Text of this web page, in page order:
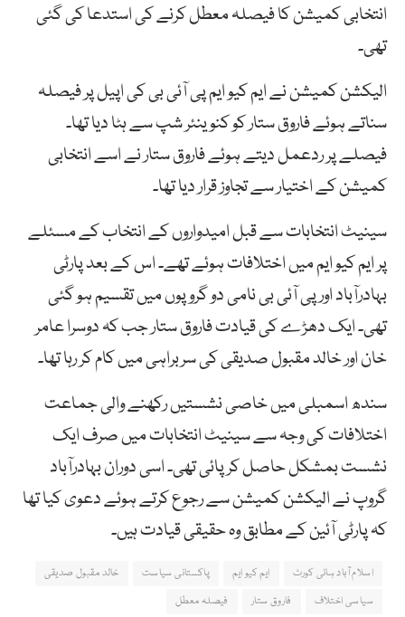
انتخابی کمیشن کا فیصلہ معطل کرنے کی استدعا کی گئی
تھی۔
الیکشن کمیشن نے ایم کیو ایم پی آئی بی کی اپیل پر فیصلہ
سناتے ہوئے فاروق ستار کو کنوینئر شپ سے ہٹا دیا تھا۔
فیصلے پر ردعمل دیتے ہوئے فاروق ستار نے اسے انتخابی
کمیشن کے اختیار سے تجاوز قرار دیا تھا۔
سینیٹ انتخابات سے قبل امیدواروں کے انتخاب کے مسئلے
پر ایم کیو ایم میں اختلافات ہوئے تھے۔ اس کے بعد پارٹی
بہادرآباد اور پی آئی بی نامی دو گروپوں میں تقسیم ہو گئی
تھی۔ ایک دھڑے کی قیادت فاروق ستار جب کہ دوسرا عامر
خان اور خالد مقبول صدیقی کی سربراہی میں کام کر رہا تھا۔
سندھ اسمبلی میں خاصی نشستیں رکھنے والی جماعت
اختلافات کی وجہ سے سینیٹ انتخابات میں صرف ایک
نشست بمشکل حاصل کر پائی تھی۔ اسی دوران بہادرآباد
گروپ نے الیکشن کمیشن سے رجوع کرتے ہوئے دعوی کیا تھا
کہ پارٹی آئین کے مطابق وہ حقیقی قیادت ہیں۔
اسلام آباد ہائی کورٹ ایم کیو ایم پاکستانی سیاست
خالد مقبول صدیقی
سیاسی اختلاف
فاروق ستار فیصلہ معطل